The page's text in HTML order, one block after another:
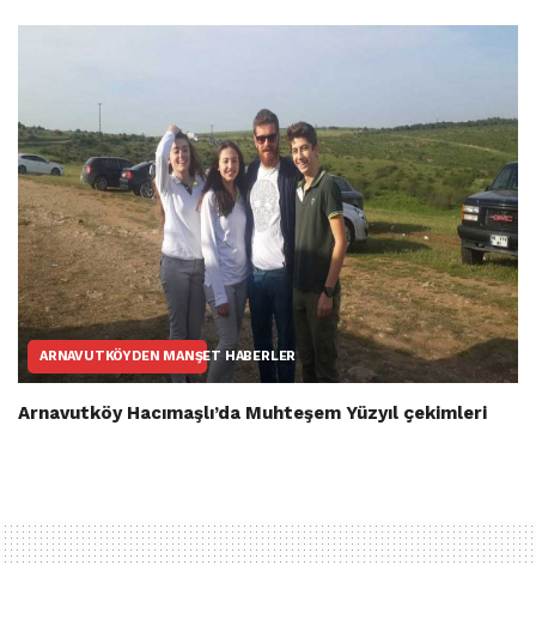
ARNAVUTKÖYDEN MANŞET HABERLER
Arnavutköy Hacımaşlı’da Muhteşem Yüzyıl çekimleri